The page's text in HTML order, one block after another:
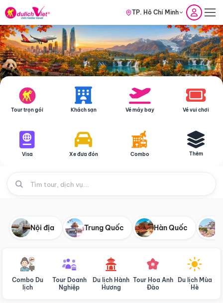
TP. Hồ Chí Minh
Tour trọn gói Khách sạn Vé máy bay Vé vui chơi
Visa Xe đưa đón Combo Thêm
Nội địa Trung Quốc Hàn Quốc
Combo Du
lịch
Tour Doanh
Nghiệp
Du lịch Hành
Hương
Tour Hoa Anh
Đào
Du lịch Mùa
Hè